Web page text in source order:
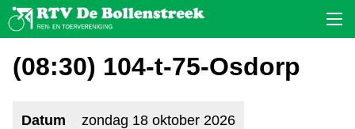
(08:30) 104-t-75-Osdorp
Datum zondag 18 oktober 2026